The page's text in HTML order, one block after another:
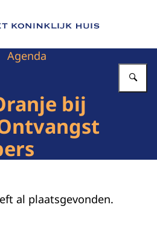
van Het Koninklijk Huis
Agenda
bij
al plaatsgevonden.